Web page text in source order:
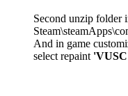
Second unzip folder
And in game
select repaint